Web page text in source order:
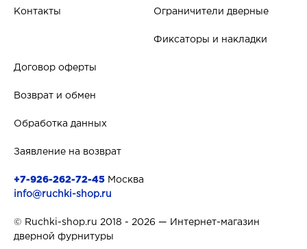
Контакты Ограничители дверные
Фиксаторы и накладки
Договор оферты
Возврат и обмен
Обработка данных
Заявление на возврат
+7-926-262-72-45 Москва
info@ruchki-shop.ru
© Ruchki-shop.ru 2018 - 2026 — Интернет-магазин
дверной фурнитуры